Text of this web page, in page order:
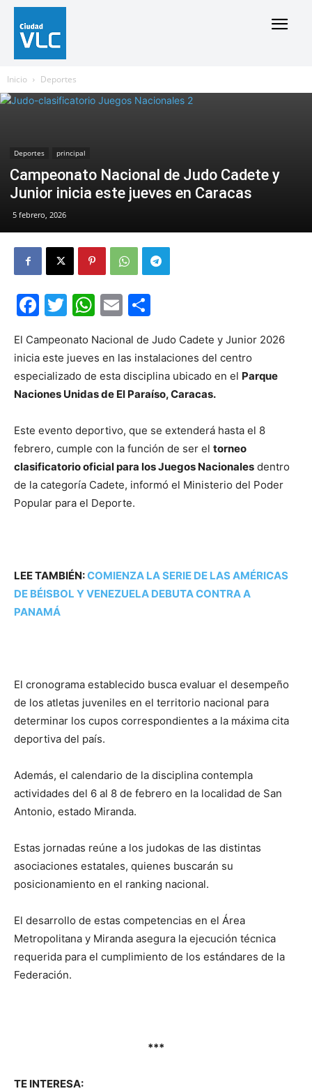
Inicio Deportes
Deportes principal
Campeonato Nacional de Judo Cadete y
Junior inicia este jueves en Caracas
5 febrero, 2026
Facebook
Twitter
WhatsApp
Email
El Campeonato Nacional de Judo Cadete y Junior 2026
inicia este jueves en las instalaciones del centro
especializado de esta disciplina ubicado en el Parque
Naciones Unidas de El Paraíso, Caracas.
Este evento deportivo, que se extenderá hasta el 8
febrero, cumple con la función de ser el torneo
clasificatorio oficial para los Juegos Nacionales dentro
de la categoría Cadete, informó el Ministerio del Poder
Popular para el Deporte.
LEE TAMBIÉN:COMIENZA LA SERIE DE LAS AMÉRICAS
DE BÉISBOL Y VENEZUELA DEBUTA CONTRA A
PANAMÁ
El cronograma establecido busca evaluar el desempeño
de los atletas juveniles en el territorio nacional para
determinar los cupos correspondientes a la máxima cita
deportiva del país.
Además, el calendario de la disciplina contempla
actividades del 6 al 8 de febrero en la localidad de San
Antonio, estado Miranda.
Estas jornadas reúne a los judokas de las distintas
asociaciones estatales, quienes buscarán su
posicionamiento en el ranking nacional.
El desarrollo de estas competencias en el Área
Metropolitana y Miranda asegura la ejecución técnica
requerida para el cumplimiento de los estándares de la
Federación.
***
TE INTERESA: